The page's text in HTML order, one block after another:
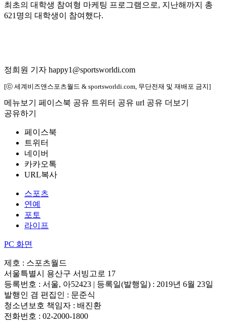
최초의 대학생 참여형 마케팅 프로그램으로, 지난해까지 총
621명의 대학생이 참여했다.
정희원 기자 happy1@sportsworldi.com
[ⓒ 세계비즈앤스포츠월드 & sportsworldi.com, 무단전재 및 재배포 금지]
메뉴보기 페이스북 공유 트위터 공유 url 공유 더보기
공유하기
페이스북
트위터
네이버
카카오톡
URL복사
스포츠
연예
포토
라이프
PC 화면
제호 : 스포츠월드
서울특별시 용산구 서빙고로 17
등록번호 : 서울, 아52423 | 등록일(발행일) : 2019년 6월 23일
발행인 겸 편집인 : 문준식
청소년보호 책임자 : 배진환
전화번호 : 02-2000-1800